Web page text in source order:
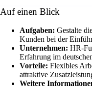
Auf einen Blick
Aufgaben: Gestalte
Kunden bei der
Unternehmen: HR-
Erfahrung im
Vorteile: Flexibles
attraktive
Weitere